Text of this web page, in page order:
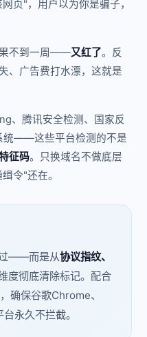
页"，用户以为你是骗子，
果不到一周——又红了。反
、广告费打水漂，这就是
、腾讯安全检测、国家反
统——这些平台检测的不是
征码。只换域名不做底层
令"还在。
过——而是从协议指纹、
度彻底清除标记。配合
确保谷歌Chrome、
永久不拦截。